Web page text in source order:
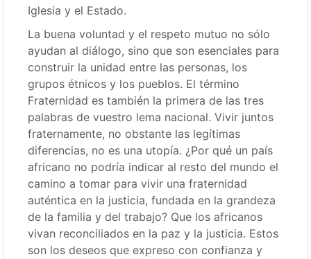
Iglesia y el Estado.
La buena voluntad y el respeto mutuo no sólo
ayudan al diálogo, sino que son esenciales para
construir la unidad entre las personas, los
grupos étnicos y los pueblos. El término
Fraternidad es también la primera de las tres
palabras de vuestro lema nacional. Vivir juntos
fraternamente, no obstante las legítimas
diferencias, no es una utopía. ¿Por qué un país
africano no podría indicar al resto del mundo el
camino a tomar para vivir una fraternidad
auténtica en la justicia, fundada en la grandeza
de la familia y del trabajo? Que los africanos
vivan reconciliados en la paz y la justicia. Estos
son los deseos que expreso con confianza y